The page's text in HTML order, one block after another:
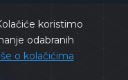
koristimo
odabranih
o kolačićima